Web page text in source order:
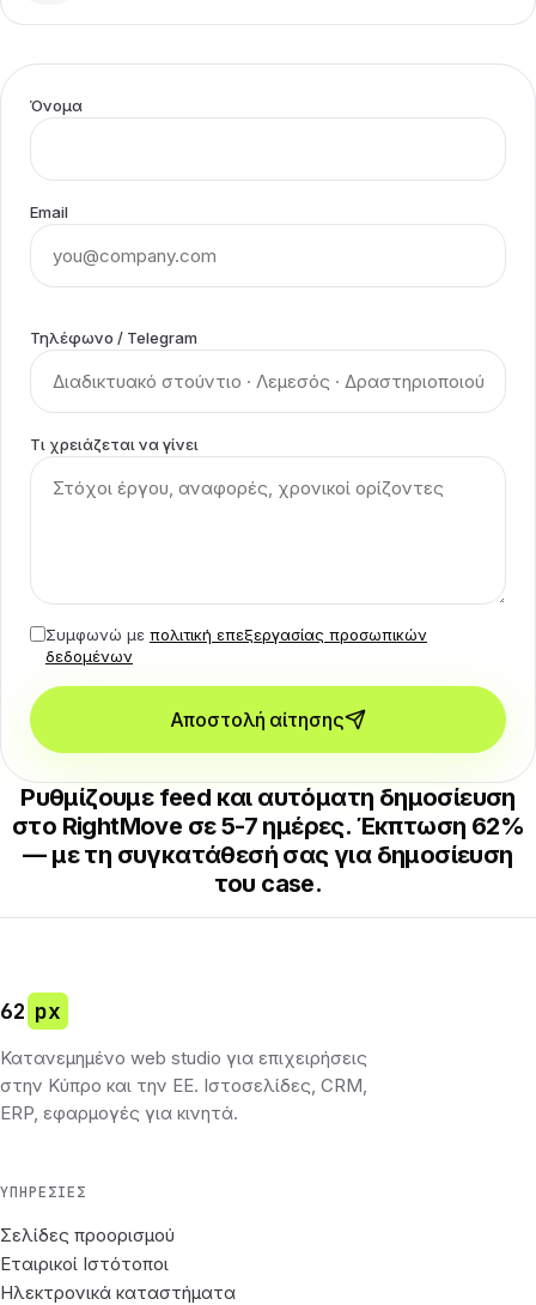
Όνομα
Email
Τηλέφωνο / Telegram
Τι χρειάζεται να γίνει
Συμφωνώ με πολιτική επεξεργασίας προσωπικών
δεδομένων
Αποστολή αίτησης
Ρυθμίζουμε feed και αυτόματη δημοσίευση
στο RightMove σε 5-7 ημέρες. Έκπτωση 62%
— με τη συγκατάθεσή σας για δημοσίευση
του case.
62 px
Κατανεμημένο web studio για επιχειρήσεις
στην Κύπρο και την ΕΕ. Ιστοσελίδες, CRM,
ERP, εφαρμογές για κινητά.
ΥΠΗΡΕΣΊΕΣ
Σελίδες προορισμού
Εταιρικοί Ιστότοποι
Ηλεκτρονικά καταστήματα